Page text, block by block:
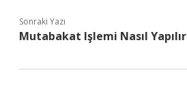
Sonraki Yazı
Mutabakat Işlemi Nasıl Yapılır